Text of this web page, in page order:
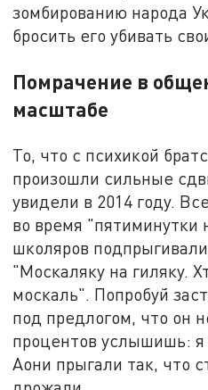
зомбированию народа
бросить его убивать
Помрачение в
масштабе
То, что с психикой
произошли сильные
увидели в 2014 году.
во время "пятиминутки
школяров
"Москаляку на гиляку.
москаль". Попробуй
под предлогом, что он
процентов услышишь: я
Аони прыгали так, что